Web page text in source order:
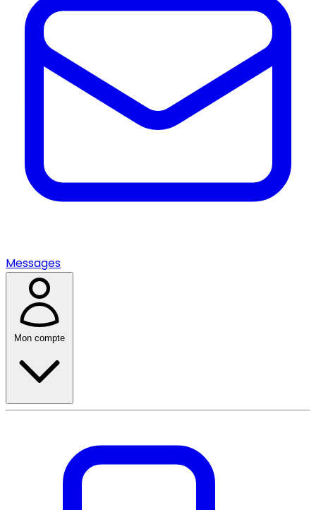
Messages
Mon compte